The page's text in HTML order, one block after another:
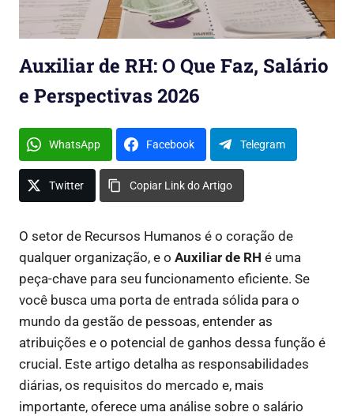
Auxiliar de RH: O Que Faz, Salário
e Perspectivas 2026
WhatsApp Facebook Telegram
Twitter Copiar Link do Artigo
O setor de Recursos Humanos é o coração de
qualquer organização, e o Auxiliar de RH é uma
peça-chave para seu funcionamento eficiente. Se
você busca uma porta de entrada sólida para o
mundo da gestão de pessoas, entender as
atribuições e o potencial de ganhos dessa função é
crucial. Este artigo detalha as responsabilidades
diárias, os requisitos do mercado e, mais
importante, oferece uma análise sobre o salário